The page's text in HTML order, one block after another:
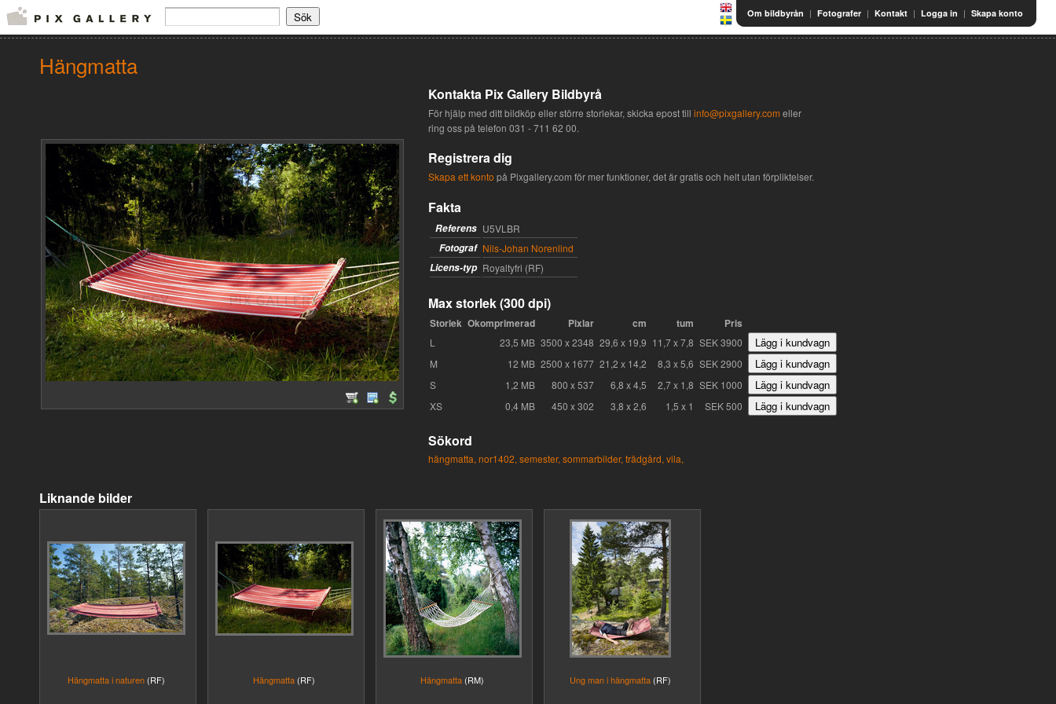
Om bildbyrån | Fotografer | Kontakt | Logga in | Skapa konto
Hängmatta
Kontakta Pix Gallery Bildbyrå
För hjälp med ditt bildköp eller större storlekar, skicka epost till info@pixgallery.com eller
ring oss på telefon 031 - 711 62 00.
Registrera dig
Skapa ett konto på Pixgallery.com för mer funktioner, det är gratis och helt utan förpliktelser.
Fakta
Referens U5VLBR
Fotograf Nils-Johan Norenlind
Licens-typ Royaltyfri (RF)
Max storlek (300 dpi)
Storlek Okomprimerad Pixlar cm tum Pris
L 23,5 MB 3500 x 2348 29,6 x 19,9 11,7 x 7,8 SEK 3900
M
12 MB 2500 x 1677 21,2 x 14,2 8,3 x 5,6 SEK 2900
S
1,2 MB 800 x 537 6,8 x 4,5 2,7 x 1,8 SEK 1000
XS
0,4 MB 450 x 302 3,8 x 2,6 1,5 x 1 SEK 500
Sökord
hängmatta, nor1402, semester, sommarbilder, trädgård, vila,
Liknande bilder
Hängmatta i naturen (RF) Hängmatta (RF) Hängmatta (RM) Ung man i hängmatta (RF)